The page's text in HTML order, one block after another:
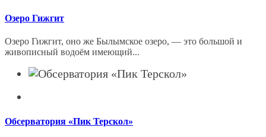
Озеро Гижгит
Озеро Гижгит, оно же Былымское озеро, — это большой и
живописный водоём имеющий...
Обсерватория «Пик Терскол»